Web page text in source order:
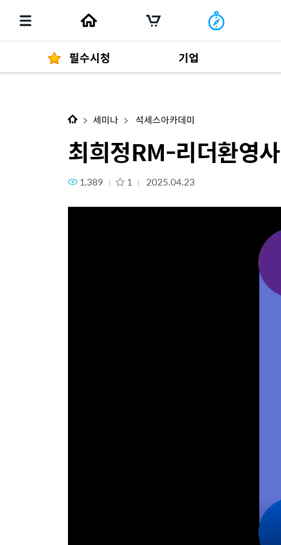
필수시청 기업
경영자 메세지
최희정RM-리더환영사
다음 콘텐츠
세미나 석세스아카데미
최희정RM-리더환영사
1,389 1 2025.04.23